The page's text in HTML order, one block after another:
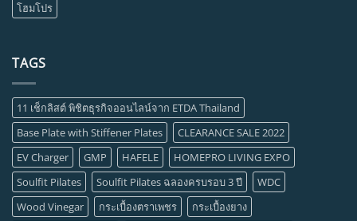
โฮมโปร
TAGS
11 เช็กลิสต์ พิชิตธุรกิจออนไลน์จาก ETDA Thailand
Base Plate with Stiffener Plates
CLEARANCE SALE 2022
EV Charger
GMP HAFELE
HOMEPRO LIVING EXPO
Soulfit Pilates
Soulfit Pilates ฉลองครบรอบ 3 ปี
WDC
Wood Vinegar
กระเบื้องตราเพชร
กระเบื้องยาง